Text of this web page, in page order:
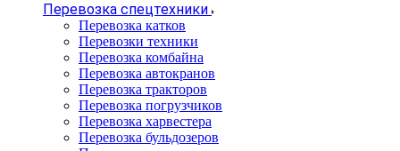
Перевозка спецтехники
Перевозка катков
Перевозки техники
Перевозка комбайна
Перевозка автокранов
Перевозка тракторов
Перевозка погрузчиков
Перевозка харвестера
Перевозка бульдозеров